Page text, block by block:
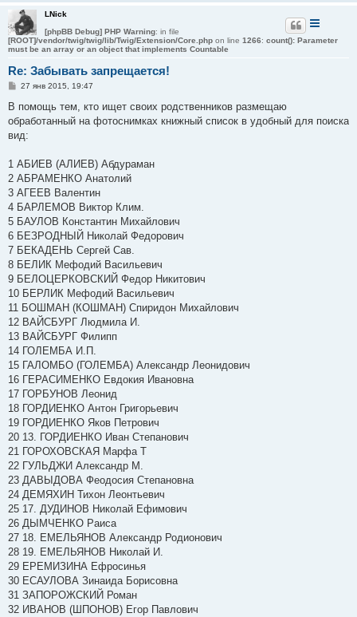
LNick
[phpBB Debug] PHP Warning: in file
[ROOT]/vendor/twig/twig/lib/Twig/Extension/Core.php on line 1266: count(): Parameter
must be an array or an object that implements Countable
Re: Забывать запрещается!
С
о
щ
е
н
е
27 янв 2015, 19:47
В помощь тем, кто ищет своих родственников размещаю
обработанный на фотоснимках книжный список в удобный для поиска
вид:
1 АБИЕВ (АЛИЕВ) Абдураман
2 АБРАМЕНКО Анатолий
3 АГЕЕВ Валентин
4 БАРЛЕМОВ Виктор Клим.
5 БАУЛОВ Константин Михайлович
6 БЕЗРОДНЫЙ Николай Федорович
7 БЕКАДЕНЬ Сергей Сав.
8 БЕЛИК Мефодий Васильевич
9 БЕЛОЦЕРКОВСКИЙ Федор Никитович
10 БЕРЛИК Мефодий Васильевич
11 БОШМАН (КОШМАН) Спиридон Михайлович
12 ВАЙСБУРГ Людмила И.
13 ВАЙСБУРГ Филипп
14 ГОЛЕМБА И.П.
15 ГАЛОМБО (ГОЛЕМБА) Александр Леонидович
16 ГЕРАСИМЕНКО Евдокия Ивановна
17 ГОРБУНОВ Леонид
18 ГОРДИЕНКО Антон Григорьевич
19 ГОРДИЕНКО Яков Петрович
20 13. ГОРДИЕНКО Иван Степанович
21 ГОРОХОВСКАЯ Марфа Т
22 ГУЛЬДЖИ Александр М.
23 ДАВЫДОВА Феодосия Степановна
24 ДЕМЯХИН Тихон Леонтьевич
25 17. ДУДИНОВ Николай Ефимович
26 ДЫМЧЕНКО Раиса
27 18. ЕМЕЛЬЯНОВ Александр Родионович
28 19. ЕМЕЛЬЯНОВ Николай И.
29 ЕРЕМИЗИНА Ефросинья
30 ЕСАУЛОВА Зинаида Борисовна
31 ЗАПОРОЖСКИЙ Роман
32 ИВАНОВ (ШПОНОВ) Егор Павлович